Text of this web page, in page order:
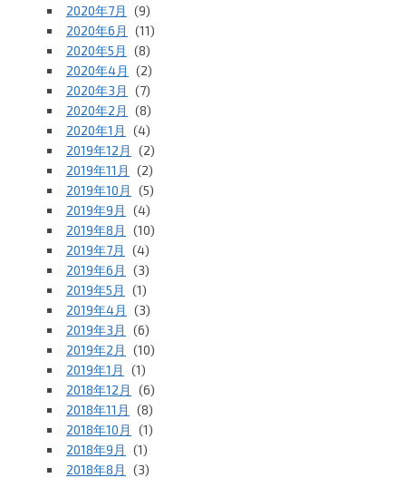
2020年7月
(9)
2020年6月
(11)
2020年5月
(8)
2020年4月
(2)
2020年3月
(7)
2020年2月
(8)
2020年1月
(4)
2019年12月
(2)
2019年11月
(2)
2019年10月
(5)
2019年9月
(4)
2019年8月
(10)
2019年7月
(4)
2019年6月
(3)
2019年5月
(1)
2019年4月
(3)
2019年3月
(6)
2019年2月
(10)
2019年1月
(1)
2018年12月
(6)
2018年11月
(8)
2018年10月
(1)
2018年9月
(1)
2018年8月
(3)